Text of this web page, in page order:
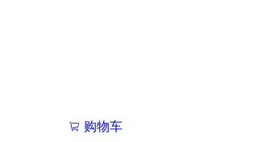
 购物车